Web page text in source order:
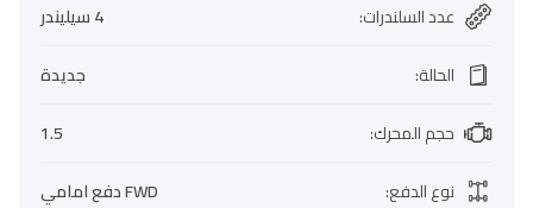
عدد السلندرات:
4 سيليندر
الحالة:
جديدة
حجم المحرك:
1.5
نوع الدفع:
FWD دفع امامي